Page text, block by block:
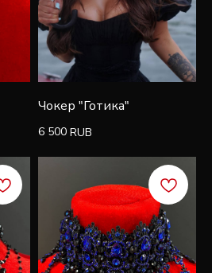
Чокер "Готика"
6 500 RUB
скидку 7% на
акций
7%